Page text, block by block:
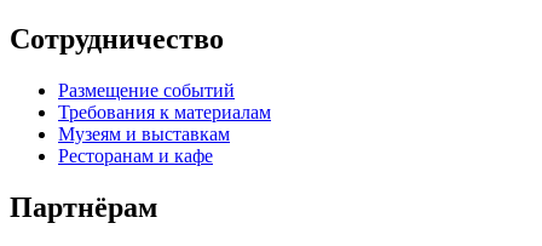
Сотрудничество
Размещение событий
Требования к материалам
Музеям и выставкам
Ресторанам и кафе
Партнёрам